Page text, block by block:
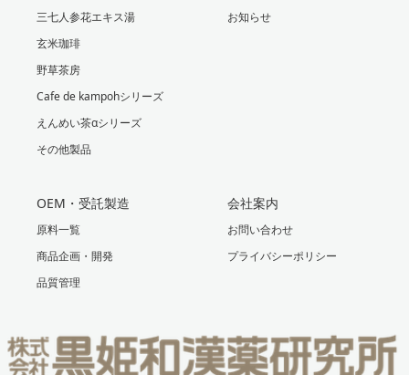
三七人参花エキス湯
玄米珈琲
野草茶房
Cafe de kampohシリーズ
えんめい茶αシリーズ
その他製品
お知らせ
OEM・受託製造
原料一覧
商品企画・開発
品質管理
会社案内
お問い合わせ
プライバシーポリシー